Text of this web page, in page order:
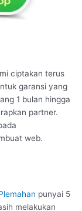
ciptakan terus
garansi yang
1 bulan hingga
partner.
web.
punyai 5
melakukan